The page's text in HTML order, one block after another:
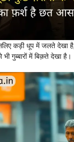
कड़ी धूप में जलते देखा
भी गुब्बारों में बिक़ते देखा है।